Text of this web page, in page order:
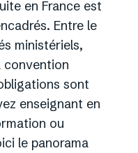
en France est
Entre le
ministériels,
convention
sont
enseignant en
ou
le panorama